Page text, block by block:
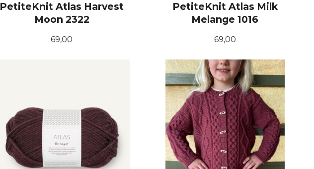
PetiteKnit Atlas Harvest
Moon 2322
Pris
69,00
PetiteKnit Atlas Milk
Melange 1016
Pris
69,00
KJØP